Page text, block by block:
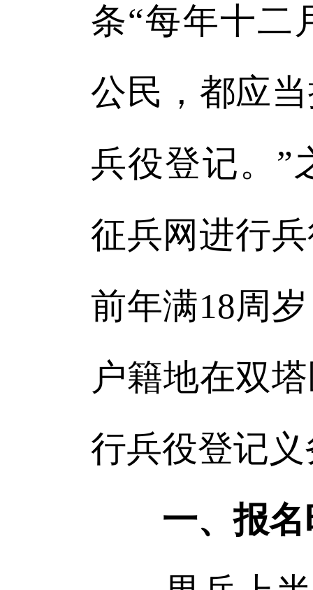
条“每年十二
公民，都应
兵役登记。”
征兵网进行
前年满18周
户籍地在双
行兵役登记
一、报